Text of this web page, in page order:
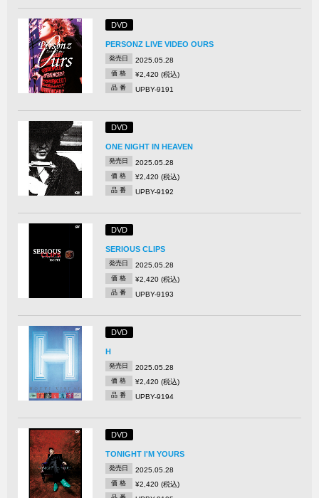
DVD
PERSONZ LIVE VIDEO OURS
発売日 2025.05.28
価 格 ¥2,420 (税込)
品 番 UPBY-9191
DVD
ONE NIGHT IN HEAVEN
発売日 2025.05.28
価 格 ¥2,420 (税込)
品 番 UPBY-9192
DVD
SERIOUS CLIPS
発売日 2025.05.28
価 格 ¥2,420 (税込)
品 番 UPBY-9193
DVD
H
発売日 2025.05.28
価 格 ¥2,420 (税込)
品 番 UPBY-9194
DVD
TONIGHT I'M YOURS
発売日 2025.05.28
価 格 ¥2,420 (税込)